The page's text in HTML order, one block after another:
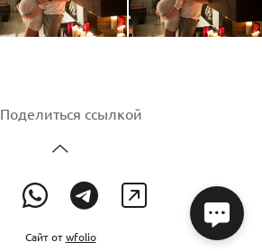
Поделиться ссылкой
Сайт отwfolio